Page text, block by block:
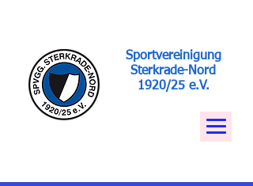
Sportvereinigung
Sterkrade-Nord
1920/25 e.V.